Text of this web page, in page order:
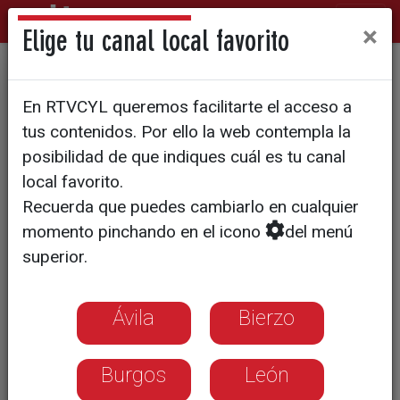
MOTEROS (2023) Programa
4: Agadir - Tan Tan
Elige tu canal local favorito ×
En RTVCYL queremos facilitarte el acceso a
tus contenidos. Por ello la web contempla la
posibilidad de que indiques cuál es tu canal
local favorito.
Recuerda que puedes cambiarlo en cualquier
momento pinchando en el icono
del menú
superior.
Ávila Bierzo
Burgos León